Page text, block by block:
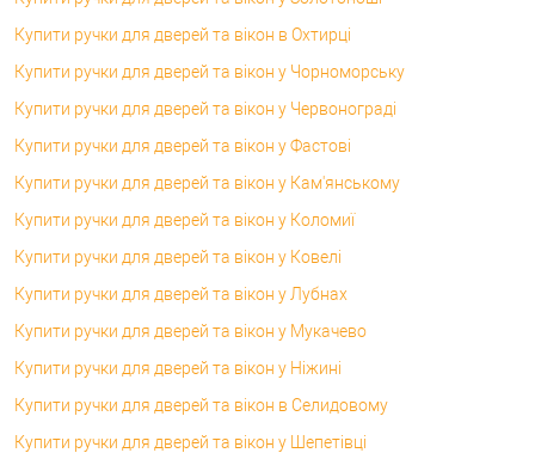
Купити ручки для дверей та вікон в Охтирці
Купити ручки для дверей та вікон у Чорноморську
Купити ручки для дверей та вікон у Червонограді
Купити ручки для дверей та вікон у Фастові
Купити ручки для дверей та вікон у Кам'янському
Купити ручки для дверей та вікон у Коломиї
Купити ручки для дверей та вікон у Ковелі
Купити ручки для дверей та вікон у Лубнах
Купити ручки для дверей та вікон у Мукачево
Купити ручки для дверей та вікон у Ніжині
Купити ручки для дверей та вікон в Селидовому
Купити ручки для дверей та вікон у Шепетівці